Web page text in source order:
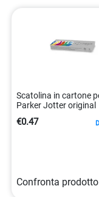
regalare un tocco di
siate alla ricerca di
o penne
opzioni per
Scatolina in cartone
Parker Jotter original
€0.47
Confronta prodotto